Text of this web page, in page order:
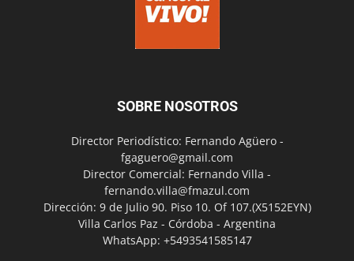
SOBRE NOSOTROS
Director Periodístico: Fernando Agüero -
fgaguero@gmail.com
Director Comercial: Fernando Villa -
fernando.villa@fmazul.com
Dirección: 9 de Julio 90. Piso 10. Of 107.(X5152EYN)
Villa Carlos Paz - Córdoba - Argentina
WhatsApp: +5493541585147